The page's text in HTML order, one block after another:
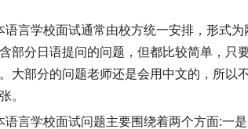
语言学校面试通常由校方统一安排，形式
部分日语提问的问题，但都比较简单，只
大部分的问题老师还是会用中文的，所以
。
语言学校面试问题主要围绕着两个方面:一